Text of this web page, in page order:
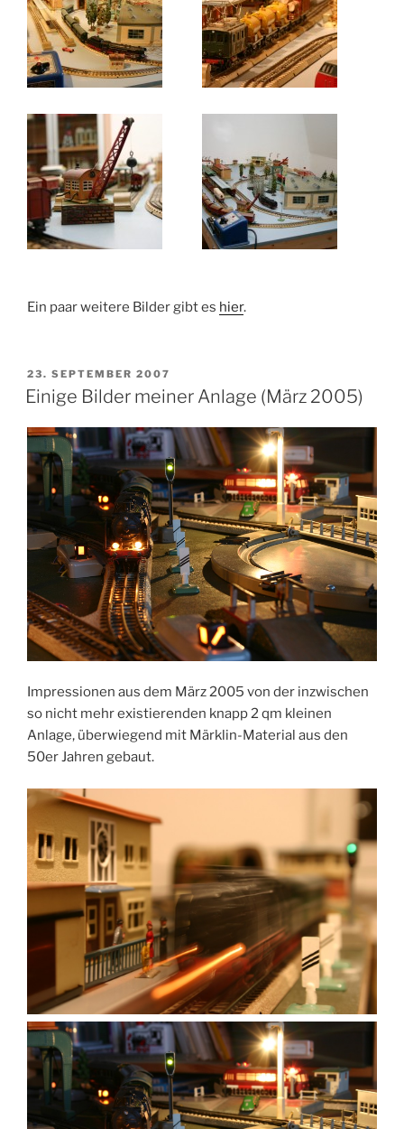
Ein paar weitere Bilder gibt es hier.
VERÖFFENTLICHT
AM
23. SEPTEMBER 2007
Einige Bilder meiner Anlage (März 2005)
Impressionen aus dem März 2005 von der inzwischen
so nicht mehr existierenden knapp 2 qm kleinen
Anlage, überwiegend mit Märklin-Material aus den
50er Jahren gebaut.